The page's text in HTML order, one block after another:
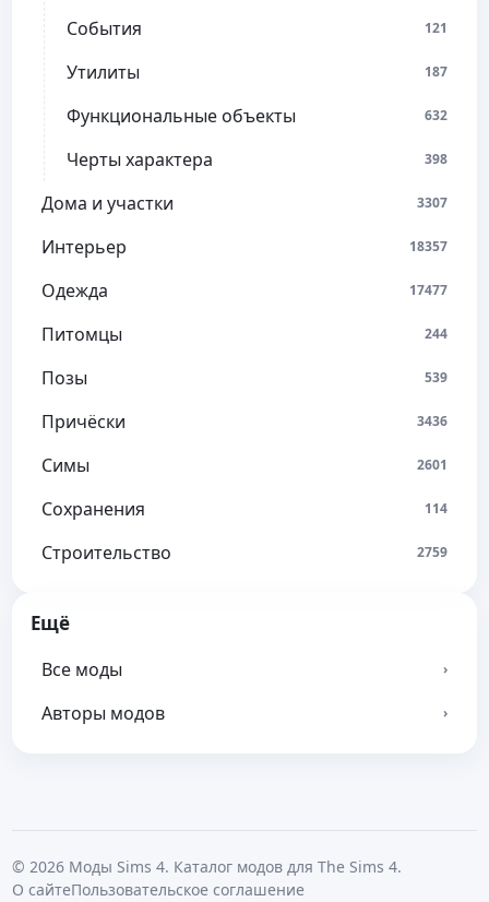
События 121
Утилиты 187
Функциональные объекты 632
Черты характера 398
Дома и участки 3307
Интерьер 18357
Одежда 17477
Питомцы 244
Позы 539
Причёски 3436
Симы 2601
Сохранения 114
Строительство 2759
Ещё
Все моды ›
Авторы модов ›
© 2026 Моды Sims 4. Каталог модов для The Sims 4.
О сайтеПользовательское соглашение